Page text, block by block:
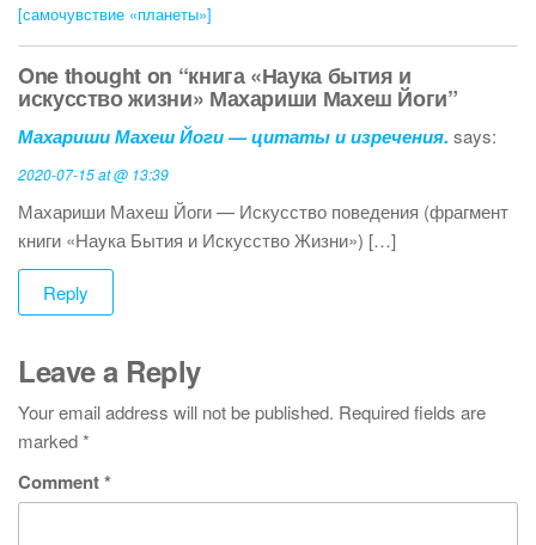
[самочувствие «планеты»]
One thought on “книга «Наука бытия и
искусство жизни» Махариши Махеш Йоги”
Махариши Махеш Йоги — цитаты и изречения. says:
2020-07-15 at @ 13:39
Махариши Махеш Йоги — Искусство поведения (фрагмент
книги «Наука Бытия и Искусство Жизни») […]
Reply
Leave a Reply
Your email address will not be published. Required fields are
marked*
Comment*